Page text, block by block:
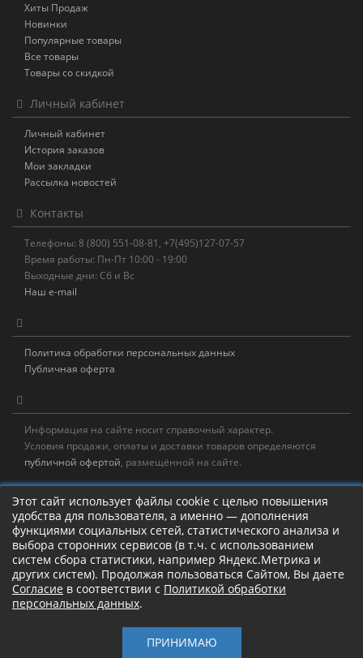
Хиты Продаж
Новинки
Популярные товары
Все товары
Товары со скидкой
Личный кабинет
Личный кабинет
История заказов
Мои закладки
Рассылка новостей
Контакты
Телефоны: 8 (800) 551-08-81, +7(495)127-07-57
Время работы: Пн-Пт 10:00 - 19:00
Выходные дни: Сб и Вс
Наш e-mail
Политика обработки персональных данных
Публичная оферта
Информация на сайте носит справочный характер.
Условия продажи, оплаты и доставки товаров определяются
публичной офертой, размещённой на сайте.
Новостная рассылка
Новости, акции, распродажи и полезные советы!
Старый Шаман © 2017 – 2026
Левая панель
Этот сайт использует файлы cookie с целью повышения
удобства для пользователя, а именно — дополнения
функциями социальных сетей, статистического анализа и
выбора сторонних сервисов (в т.ч. с использованием
систем сбора статистики, например Яндекс.Метрика и
других систем). Продолжая пользоваться Сайтом, Вы даете
Согласие в соответствии с Политикой обработки
персональных данных.
ПРИНИМАЮ